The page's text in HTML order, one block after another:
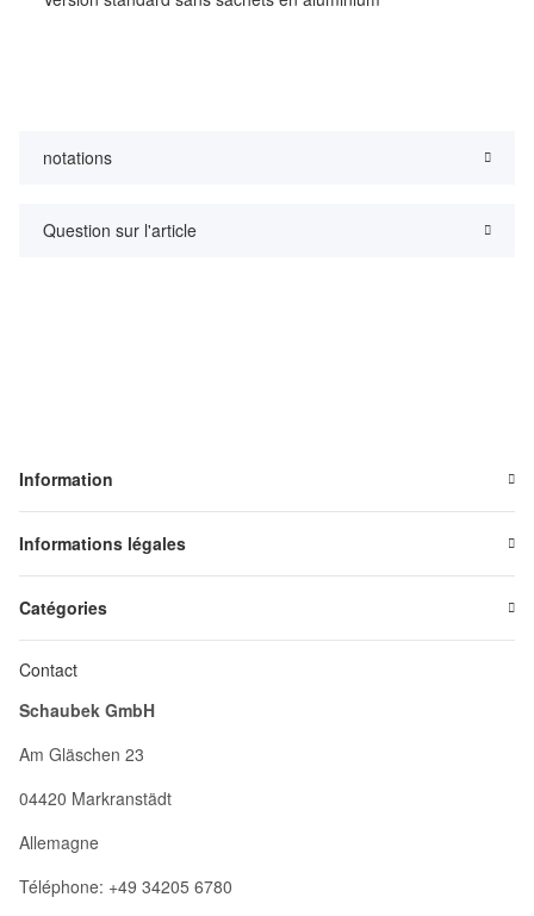
notations
Question sur l'article
Information
Informations légales
Catégories
Contact
Schaubek GmbH
Am Gläschen 23
04420 Markranstädt
Allemagne
Téléphone: +49 34205 6780